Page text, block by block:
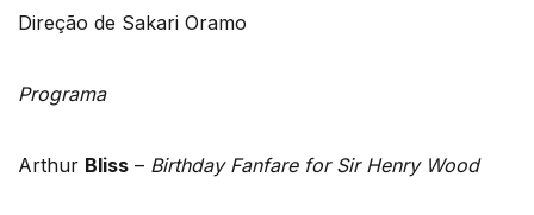
Direção de Sakari Oramo
Programa
Arthur Bliss – Birthday Fanfare for Sir Henry Wood